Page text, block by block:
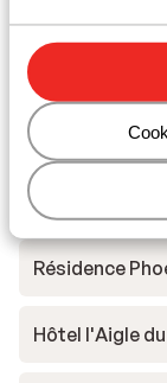
Hôtel Club
Résidence
Résidence
Résidence
Hôtel l'Aigle